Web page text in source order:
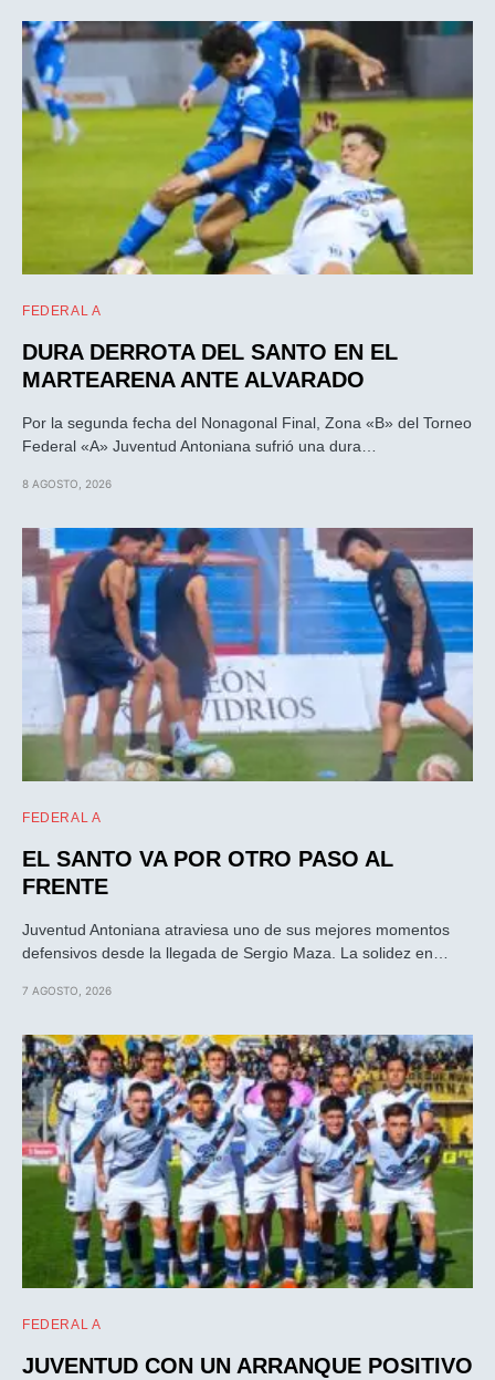
FEDERAL A
DURA DERROTA DEL SANTO EN EL
MARTEARENA ANTE ALVARADO
Por la segunda fecha del Nonagonal Final, Zona «B» del Torneo
Federal «A» Juventud Antoniana sufrió una dura…
8 AGOSTO, 2026
FEDERAL A
EL SANTO VA POR OTRO PASO AL
FRENTE
Juventud Antoniana atraviesa uno de sus mejores momentos
defensivos desde la llegada de Sergio Maza. La solidez en…
7 AGOSTO, 2026
FEDERAL A
JUVENTUD CON UN ARRANQUE POSITIVO